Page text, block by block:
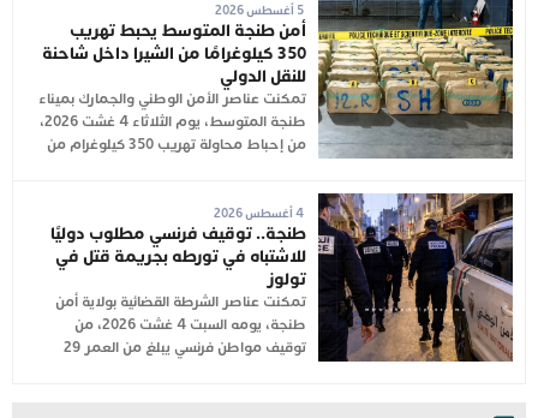
5 أغسطس 2026
أمن طنجة المتوسط يحبط تهريب
350 كيلوغرامًا من الشيرا داخل شاحنة
للنقل الدولي
تمكنت عناصر الأمن الوطني والجمارك بميناء
طنجة المتوسط، يوم الثلاثاء 4 غشت 2026،
من إحباط محاولة تهريب 350 كيلوغرام من
4 أغسطس 2026
طنجة.. توقيف فرنسي مطلوب دوليًا
للاشتباه في تورطه بجريمة قتل في
تولوز
تمكنت عناصر الشرطة القضائية بولاية أمن
طنجة، يومه السبت 4 غشت 2026، من
توقيف مواطن فرنسي يبلغ من العمر 29